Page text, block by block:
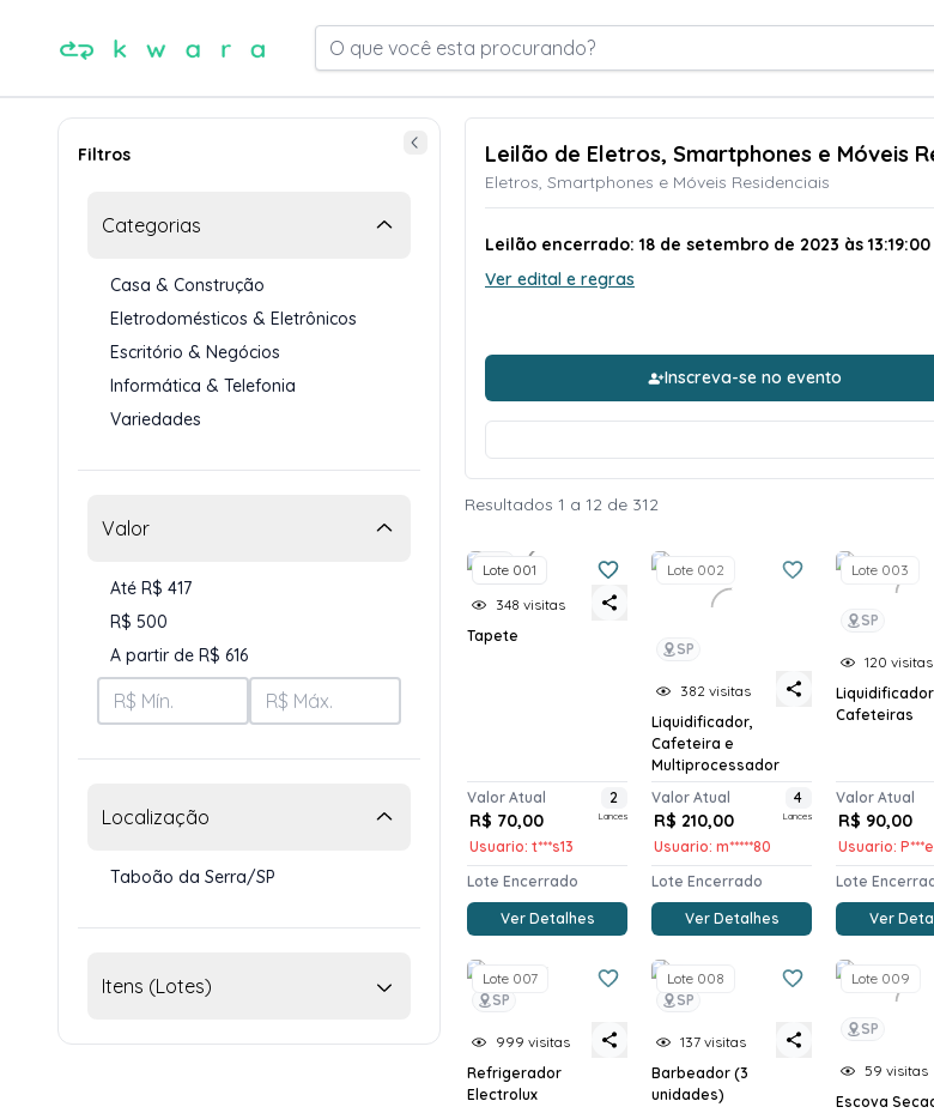
O que você esta procurando?
Filtros
Categorias
Casa & Construção
Eletrodomésticos & Eletrônicos
Escritório & Negócios
Informática & Telefonia
Variedades
Valor
Até R$ 417
R$ 500
A partir de R$ 616
Localização
Taboão da Serra/SP
Itens (Lotes)
Leilão de Eletros, Smartphones e Móveis
Eletros, Smartphones e Móveis Residenciais
Leilão encerrado: 18 de setembro de 2023 às 13:19:00
Ver edital e regras
Inscreva-se no evento
Resultados 1 a 12 de 312
SP
Lote 001
348 visitas
Tapete
Valor Atual
R$ 70,00
Usuario: t***s13
2
Lances
Lote Encerrado
Ver Detalhes
SP
Lote 002
382 visitas
Liquidificador,
Cafeteira e
Multiprocessador
Valor Atual
R$ 210,00
Usuario: m*****80
4
Lances
Lote Encerrado
Ver Detalhes
SP
Lote 003
120 visitas
Cafeteiras
Valor Atual
R$ 90,00
Usuario:
Lote
Ver
SP
Lote 007
999 visitas
Refrigerador
Electrolux
SP
Lote 008
137 visitas
Barbeador (3
unidades)
SP
Lote 009
59 visitas
Escova